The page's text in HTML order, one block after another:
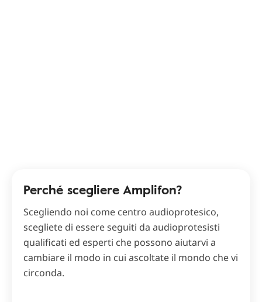
Perché scegliere Amplifon?
Scegliendo noi come centro audioprotesico,
scegliete di essere seguiti da audioprotesisti
qualificati ed esperti che possono aiutarvi a
cambiare il modo in cui ascoltate il mondo che vi
circonda.